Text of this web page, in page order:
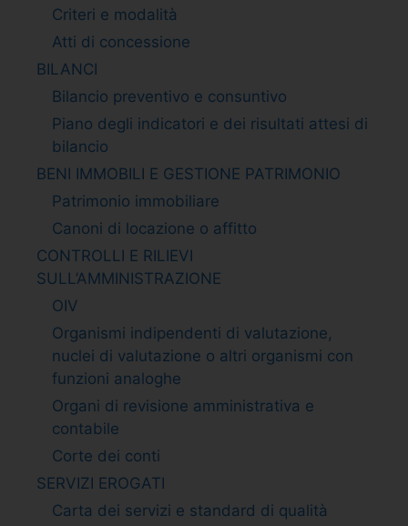
Criteri e modalità
Atti di concessione
BILANCI
Bilancio preventivo e consuntivo
Piano degli indicatori e dei risultati attesi di
bilancio
BENI IMMOBILI E GESTIONE PATRIMONIO
Patrimonio immobiliare
Canoni di locazione o affitto
CONTROLLI E RILIEVI
SULL’AMMINISTRAZIONE
OIV
Organismi indipendenti di valutazione,
nuclei di valutazione o altri organismi con
funzioni analoghe
Organi di revisione amministrativa e
contabile
Corte dei conti
SERVIZI EROGATI
Carta dei servizi e standard di qualità